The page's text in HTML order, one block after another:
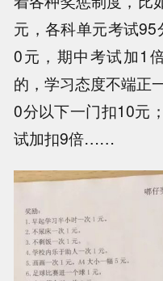
元，各科单元考试
0元，期中考试加1
的，学习态度不端正
0分以下一门扣10元
试加扣9倍……